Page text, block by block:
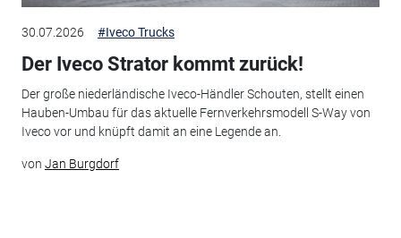
30.07.2026 #Iveco Trucks
Der Iveco Strator kommt zurück!
Der große niederländische Iveco-Händler Schouten, stellt einen
Hauben-Umbau für das aktuelle Fernverkehrsmodell S-Way von
Iveco vor und knüpft damit an eine Legende an.
von Jan Burgdorf